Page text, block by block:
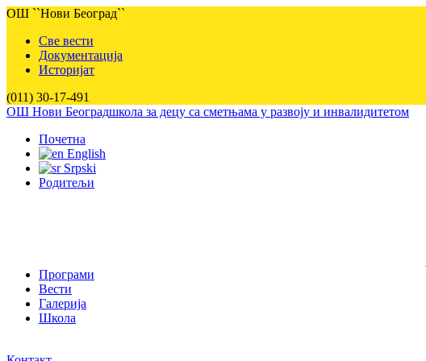
ОШ ``Нови Београд``
Све вести
Документација
Историјат
(011) 30-17-491
ОШ Нови Београдшкола за децу са сметњама у развоју и инвалидитетом
Почетна
English
Srpski
Родитељи
Програми
Вести
Галерија
Школа